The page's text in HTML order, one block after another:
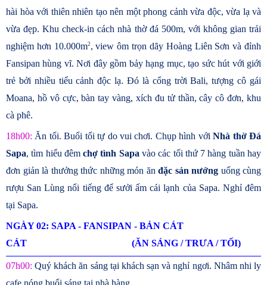
hài hòa với thiên nhiên tạo nên một phong cảnh vừa độc, vừa lạ và
vừa đẹp.Khu check-in cách nhà thờ đá 500m, với không gian trải
nghiệm hơn 10.000m2 , view ôm trọn dãy Hoàng Liên Sơn và đỉnh
Fansipan hùng vĩ. Nơi đây gồm bảy hạng mục, tạo sức hút với giới
trẻ bởi nhiều tiểu cảnh độc lạ. Đó là cổng trời Bali, tượng cô gái
Moana, hồ vô cực, bàn tay vàng, xích đu tử thần, cây cô đơn, khu
cà phê.
18h00: Ăn tối. Buổi tối tự do vui chơi. Chụp hình vớiNhà thờ Đá
Sapa, tìm hiểu đêmchợ tình Sapavào các tối thứ 7 hàng tuần hay
đơn giản là thưởng thức những món ăn đặc sản nướng uống cùng
rượu San Lùng nổi tiếng để sưởi ấm cái lạnh của Sapa. Nghỉ đêm
tại Sapa.
NGÀY 02: SAPA - FANSIPAN - BẢN CÁT
CÁT (ĂN SÁNG / TRƯA / TỐI)
07h00: Quý khách ăn sáng tại khách sạn và nghỉ ngơi. Nhâm nhi ly
cafe nóng buổi sáng tại nhà hàng.